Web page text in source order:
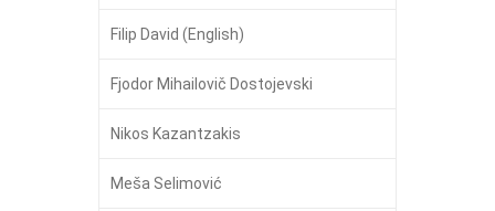
Filip David (English)
Fjodor Mihailovič Dostojevski
Nikos Kazantzakis
Meša Selimović